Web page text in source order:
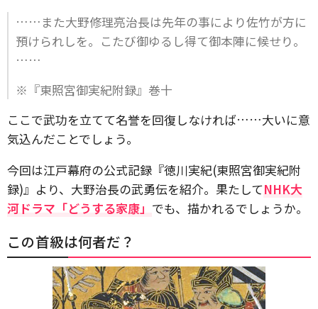
……また大野修理亮治長は先年の事により佐竹が方に
預けられしを。こたび御ゆるし得て御本陣に候せり。
……
※『東照宮御実紀附録』巻十
ここで武功を立てて名誉を回復しなければ……大いに意
気込んだことでしょう。
今回は江戸幕府の公式記録『徳川実紀(東照宮御実紀附
録)』より、大野治長の武勇伝を紹介。果たしてNHK大
河ドラマ「どうする家康」 でも、描かれるでしょうか。
この首級は何者だ？